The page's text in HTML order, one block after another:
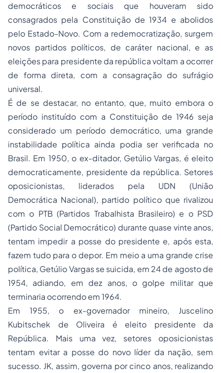
democráticos e sociais que houveram sido
consagrados pela Constituição de 1934 e abolidos
pelo Estado-Novo. Com a redemocratização, surgem
novos partidos políticos, de caráter nacional, e as
eleições para presidente da república voltam a ocorrer
de forma direta, com a consagração do sufrágio
universal.
É de se destacar, no entanto, que, muito embora o
período instituído com a Constituição de 1946 seja
considerado um período democrático, uma grande
instabilidade política ainda podia ser verificada no
Brasil. Em 1950, o ex-ditador, Getúlio Vargas, é eleito
democraticamente, presidente da república. Setores
oposicionistas, liderados pela UDN (União
Democrática Nacional), partido político que rivalizou
com o PTB (Partidos Trabalhista Brasileiro) e o PSD
(Partido Social Democrático) durante quase vinte anos,
tentam impedir a posse do presidente e, após esta,
fazem tudo para o depor. Em meio a uma grande crise
política, Getúlio Vargas se suicida, em 24 de agosto de
1954, adiando, em dez anos, o golpe militar que
terminaria ocorrendo em 1964.
Em 1955, o ex-governador mineiro, Juscelino
Kubitschek de Oliveira é eleito presidente da
República. Mais uma vez, setores oposicionistas
tentam evitar a posse do novo líder da nação, sem
sucesso. JK, assim, governa por cinco anos, realizando